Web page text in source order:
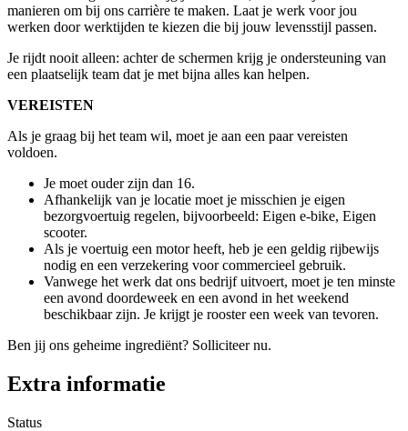
manieren om bij ons carrière te maken. Laat je werk voor jou
werken door werktijden te kiezen die bij jouw levensstijl passen.
Je rijdt nooit alleen: achter de schermen krijg je ondersteuning van
een plaatselijk team dat je met bijna alles kan helpen.
VEREISTEN
Als je graag bij het team wil, moet je aan een paar vereisten
voldoen.
Je moet ouder zijn dan 16.
Afhankelijk van je locatie moet je misschien je eigen
bezorgvoertuig regelen, bijvoorbeeld: Eigen e-bike, Eigen
scooter.
Als je voertuig een motor heeft, heb je een geldig rijbewijs
nodig en een verzekering voor commercieel gebruik.
Vanwege het werk dat ons bedrijf uitvoert, moet je ten minste
een avond doordeweek en een avond in het weekend
beschikbaar zijn. Je krijgt je rooster een week van tevoren.
Ben jij ons geheime ingrediënt? Solliciteer nu.
Extra informatie
Status